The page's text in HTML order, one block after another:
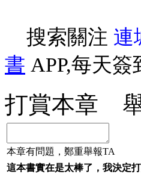
搜索關注 連
書 APP,每天簽
打賞本章
本章有問題，鄭重舉報TA
這本書實在是太棒了，我決定